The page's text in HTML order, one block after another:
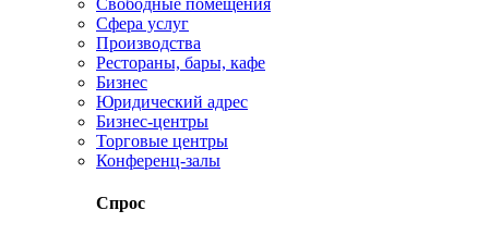
Сфера услуг
Производства
Рестораны, бары, кафе
Бизнес
Юридический адрес
Бизнес-центры
Торговые центры
Конференц-залы
Спрос